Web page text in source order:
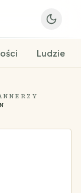
Ludzie